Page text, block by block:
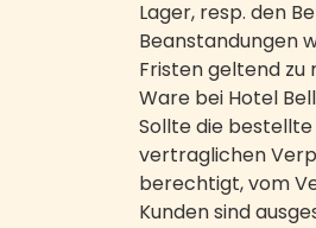
Lager, resp. den
Beanstandungen
Fristen geltend zu
Ware bei Hotel
Sollte die
vertraglichen
berechtigt, vom
Kunden sind